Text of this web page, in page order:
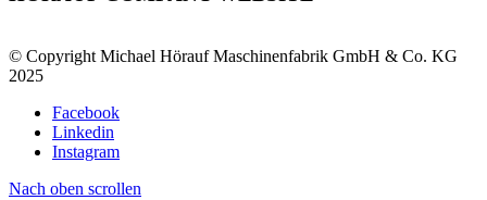
© Copyright Michael Hörauf Maschinenfabrik GmbH & Co. KG
2025
Facebook
Linkedin
Instagram
Nach oben scrollen